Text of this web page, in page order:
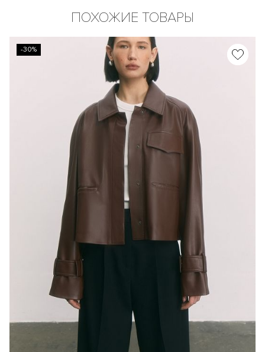
ПОХОЖИЕ ТОВАРЫ
-30%